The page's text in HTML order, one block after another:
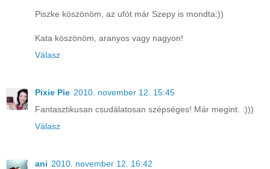
Piszke köszönöm, az ufót már Szepy is mondta:))
Kata köszönöm, aranyos vagy nagyon!
Válasz
Pixie Pie 2010. november 12. 15:45
Fantasztikusan csudálatosan szépséges! Már megint. :)))
Válasz
ani 2010. november 12. 16:42